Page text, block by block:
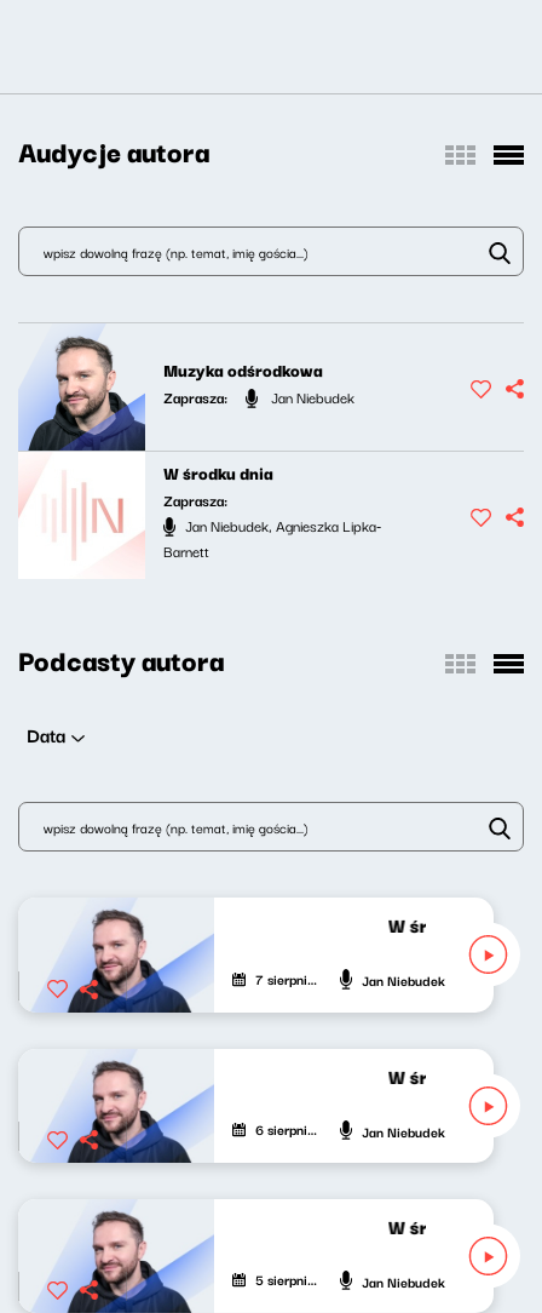
Audycje autora
Muzyka odśrodkowa
Zaprasza: Jan Niebudek
W środku dnia
Zaprasza:
Jan Niebudek, Agnieszka Lipka-
Barnett
Podcasty autora
Data
W środku dnia
7 sierpnia 2026 Jan Niebudek
W środku dnia
6 sierpnia 2026 Jan Niebudek
W środku dnia
5 sierpnia 2026 Jan Niebudek